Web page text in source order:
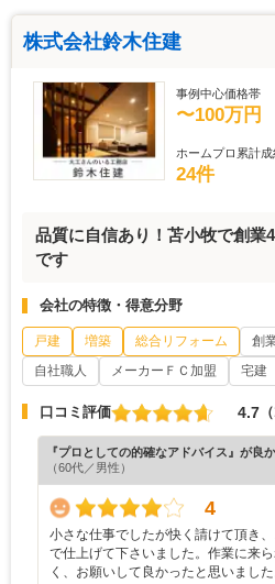
株式会社鈴木住建
事例中心価格帯
〜100万円
ホームプロ累計
24件
品質に自信あり！苫小牧で創業
です
会社の特徴・得意分野
戸建 増築 総合リフォーム 創
自社職人
メーカーＦＣ加盟 宅建
口コミ評価 4.7
『プロとしての的確なアドバイス』が良
（60代／男性）
4
小さな仕事でしたが快く請けて頂き
で仕上げて下さいました。作業に来
く、お願いして良かったと思いました